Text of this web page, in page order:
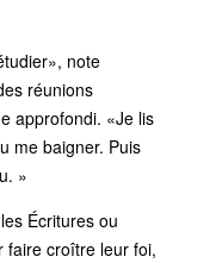
note
réunions
approfondi. «Je lis
me baigner. Puis
»
Écritures ou
faire croître leur foi,